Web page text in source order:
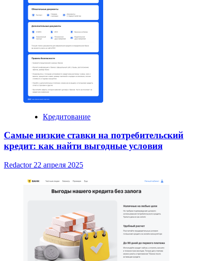
Кредитование
Самые низкие ставки на потребительский
кредит: как найти выгодные условия
Redactor 22 апреля 2025